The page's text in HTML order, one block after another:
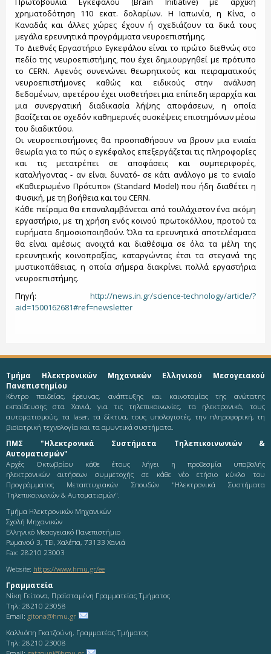
χρηματοδότηση 110 εκατ. δολαρίων. Η Ιαπωνία, η Κίνα, ο
Καναδάς και άλλες χώρες έχουν ή σχεδιάζουν τα δικά τους
μεγάλα ερευνητικά προγράμματα νευροεπιστήμης.
Το Διεθνές Εργαστήριο Εγκεφάλου είναι το πρώτο διεθνώς στο
πεδίο της νευροεπιστήμης, που έχει δημιουργηθεί με πρότυπο
το CERN. Αφενός συνενώνει θεωρητικούς και πειραματικούς
νευροεπιστήμονες καθώς και ειδικούς στην ανάλυση
δεδομένων, αφετέρου έχει υιοθετήσει μια επίπεδη ιεραρχία και
μια συνεργατική διαδικασία λήψης αποφάσεων, η οποία
βασίζεται σε σχεδόν καθημερινές συσκέψεις επιστημόνων μέσω
του διαδικτύου.
Οι νευροεπιστήμονες θα προσπαθήσουν να βρουν μια ενιαία
θεωρία για το πώς ο εγκέφαλος επεξεργάζεται τις πληροφορίες
και τις μετατρέπει σε αποφάσεις και συμπεριφορές,
καταλήγοντας - αν είναι δυνατό- σε κάτι ανάλογο με το ενιαίο
«Καθιερωμένο Πρότυπο» (Standard Model) που ήδη διαθέτει η
Φυσική, με τη βοήθεια και του CERN.
Κάθε πείραμα θα επαναλαμβάνεται από τουλάχιστον ένα ακόμη
εργαστήριο, με τη χρήση ενός κοινού πρωτοκόλλου, προτού τα
ευρήματα δημοσιοποιηθούν. Όλα τα ερευνητικά αποτελέσματα
θα είναι αμέσως ανοιχτά και διαθέσιμα σε όλα τα μέλη της
ερευνητικής κοινοπραξίας, καταργώντας έτσι τα στεγανά της
μυστικοπάθειας, η οποία σήμερα διακρίνει πολλά εργαστήρια
νευροεπιστήμης.
Πηγή: http://news.in.gr/science-technology/article/?
aid=1500162681#ref=newsletter
Τμήμα Ηλεκτρονικών Μηχανικών Ελληνικού Μεσογειακού
Πανεπιστημίου
Κέντρο παιδείας, έρευνας, ανάπτυξης και καινοτομίας της ανώτατης
εκπαίδευσης στα Χανιά, για τις τηλεπικοινωνίες, τα ηλεκτρονικά, τους
αυτοματισμούς, τα laser, τα δίκτυα, τους υπολογιστές, την πληροφορική, τη
βιοϊατρική τεχνολογία και τα αμυντικά συστήματα.
ΠΜΣ "Ηλεκτρονικά Συστήματα Τηλεπικοινωνιών &
Αυτοματισμών"
Αρχές Οκτωβρίου κάθε έτους λήγει η προθεσμία υποβολής
ηλεκτρονικών αιτήσεων συμμετοχής σε κάθε νέο ετήσιο κύκλο του
Προγράμματος Μεταπτυχιακών Σπουδών "Ηλεκτρονικά Συστήματα
Τηλεπικοινωνιών & Αυτοματισμών".
Τμήμα Ηλεκτρονικών Μηχανικών
Σχολή Μηχανικών
Ελληνικό Μεσογειακό Πανεπιστήμιο
Ρωμανού 3, ΤΕΙ, Χαλέπα, 73133 Χανιά
Fax: 28210 23003
Website: https://www.hmu.gr/ee
Γραμματεία
Νίκη Γείτονα, Προϊσταμένη Γραμματείας Τμήματος
Τηλ: 28210 23058
Email: gitona@hmu.gr
Καλλιόπη Γκατζούνη, Γραμματέας Τμήματος
Τηλ: 28210 23008